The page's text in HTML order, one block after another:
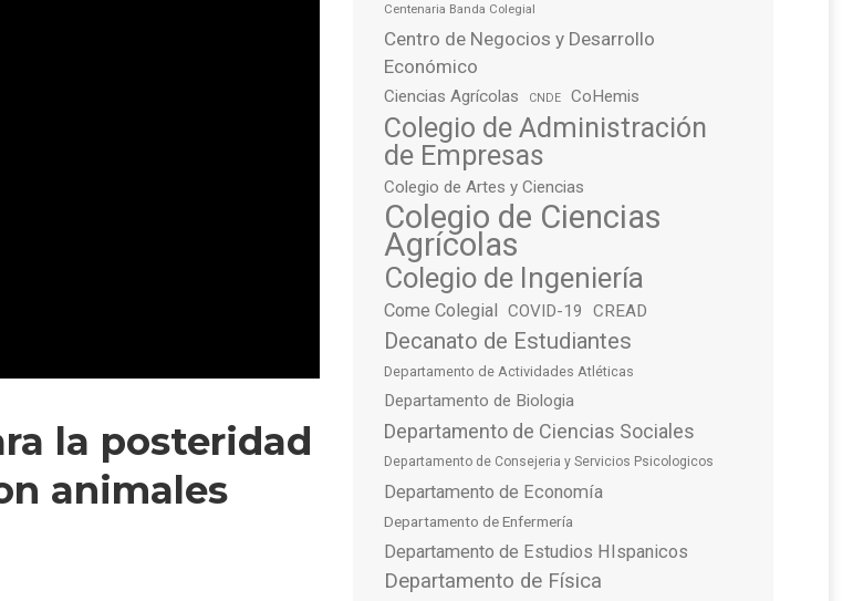
la posteridad
animales
Centenaria Banda Colegial
Centro de Negocios y Desarrollo
Económico
Ciencias Agrícolas CNDE CoHemis
Colegio de Administración
de Empresas
Colegio de Artes y Ciencias
Colegio de Ciencias
Agrícolas
Colegio de Ingeniería
Come Colegial COVID-19 CREAD
Decanato de Estudiantes
Departamento de Actividades Atléticas
Departamento de Biologia
Departamento de Ciencias Sociales
Departamento de Consejeria y Servicios Psicologicos
Departamento de Economía
Departamento de Enfermería
Departamento de Estudios HIspanicos
Departamento de Física